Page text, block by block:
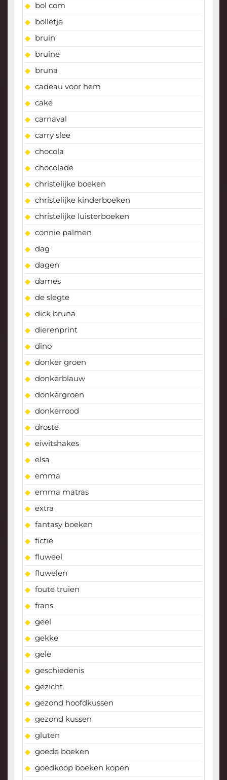
bol com
bolletje
bruin
bruine
bruna
cadeau voor hem
cake
carnaval
carry slee
chocola
chocolade
christelijke boeken
christelijke kinderboeken
christelijke luisterboeken
connie palmen
dag
dagen
dames
de slegte
dick bruna
dierenprint
dino
donker groen
donkerblauw
donkergroen
donkerrood
droste
eiwitshakes
elsa
emma
emma matras
extra
fantasy boeken
fictie
fluweel
fluwelen
foute truien
frans
geel
gekke
gele
geschiedenis
gezicht
gezond hoofdkussen
gezond kussen
gluten
goede boeken
goedkoop boeken kopen